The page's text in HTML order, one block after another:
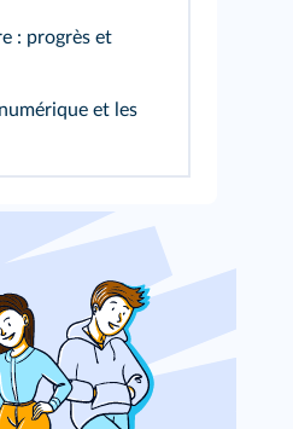
: progrès et
et les